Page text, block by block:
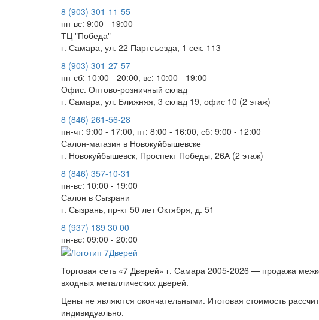
8 (903) 301-11-55
пн-вс: 9:00 - 19:00
ТЦ "Победа"
г. Самара, ул. 22 Партсъезда, 1 сек. 113
8 (903) 301-27-57
пн-сб: 10:00 - 20:00, вс: 10:00 - 19:00
Офис. Оптово-розничный склад
г. Самара, ул. Ближняя, 3 склад 19, офис 10 (2 этаж)
8 (846) 261-56-28
пн-чт: 9:00 - 17:00, пт: 8:00 - 16:00, сб: 9:00 - 12:00
Салон-магазин в Новокуйбышевске
г. Новокуйбышевск, Проспект Победы, 26А (2 этаж)
8 (846) 357-10-31
пн-вс: 10:00 - 19:00
Салон в Сызрани
г. Сызрань, пр-кт 50 лет Октября, д. 51
8 (937) 189 30 00
пн-вс: 09:00 - 20:00
Торговая сеть «7 Дверей» г. Самара 2005-2026 — продажа
входных металлических дверей.
Цены не являются окончательными. Итоговая стоимость
индивидуально.